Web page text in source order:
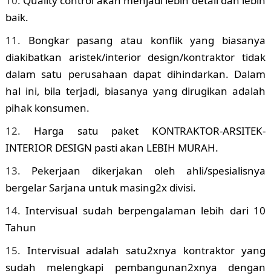
baik.
Bongkar pasang atau konflik yang biasanya
diakibatkan aristek/interior design/kontraktor tidak
dalam satu perusahaan dapat dihindarkan. Dalam
hal ini, bila terjadi, biasanya yang dirugikan adalah
pihak konsumen.
Harga satu paket KONTRAKTOR-ARSITEK-
INTERIOR DESIGN pasti akan LEBIH MURAH.
Pekerjaan dikerjakan oleh ahli/spesialisnya
bergelar Sarjana untuk masing2x divisi.
Intervisual sudah berpengalaman lebih dari 10
Tahun
Intervisual adalah satu2xnya kontraktor yang
sudah melengkapi pembangunan2xnya dengan